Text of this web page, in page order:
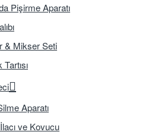
Pişirme Aparatı
& Mikser Seti
Aparatı
ve Kovucu